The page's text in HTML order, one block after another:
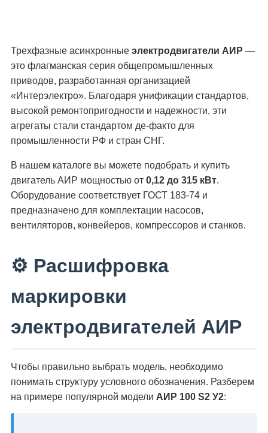
Трехфазные асинхронные электродвигатели АИР —
это флагманская серия общепромышленных
приводов, разработанная организацией
«Интерэлектро». Благодаря унификации стандартов,
высокой ремонтопригодности и надежности, эти
агрегаты стали стандартом де-факто для
промышленности РФ и стран СНГ.
В нашем каталоге вы можете подобрать и купить
двигатель АИР мощностью от 0,12 до 315 кВт.
Оборудование соответствует ГОСТ 183-74 и
предназначено для комплектации насосов,
вентиляторов, конвейеров, компрессоров и станков.
⚙️ Расшифровка
маркировки
электродвигателей АИР
Чтобы правильно выбрать модель, необходимо
понимать структуру условного обозначения. Разберем
на примере популярной модели АИР 100 S2 У2: